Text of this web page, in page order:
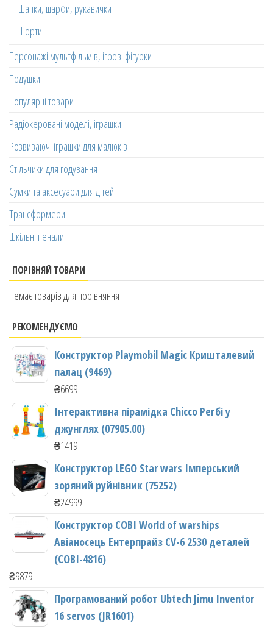
Шапки, шарфи, рукавички
Шорти
Персонажі мультфільмів, ігрові фігурки
Подушки
Популярні товари
Радіокеровані моделі, іграшки
Розвиваючі іграшки для малюків
Стільчики для годування
Сумки та аксесуари для дітей
Трансформери
Шкільні пенали
ПОРІВНЯЙ ТОВАРИ
Немає товарів для порівняння
РЕКОМЕНДУЄМО
Конструктор Playmobil Magic Кришталевий
палац (9469)
₴6699
Інтерактивна пірамідка Chicco Регбі у
джунглях (07905.00)
₴1419
Конструктор LEGO Star wars Імперський
зоряний руйнівник (75252)
₴24999
Конструктор COBI World of warships
Авіаносець Ентерпрайз CV-6 2530 деталей
(COBI-4816)
₴9879
Програмований робот Ubtech Jimu Inventor
16 servos (JR1601)